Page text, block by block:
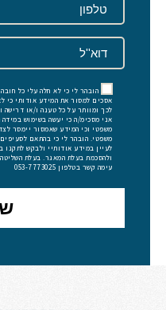
הובהר לי כי לא חלה עלי כל
אסכים למסור את המידע אודותי כי
לכך ומוותר על כל טענה ו/או
אני מסכימ/ה כי יעשה בשימוש
משפטי וכי המידע שאמסור יימסר
לעיין במידע אודותיי ולבקש
ולהסכמת בעלת המאגר. בעלת
עימה קשר בטלפון 053-7773025